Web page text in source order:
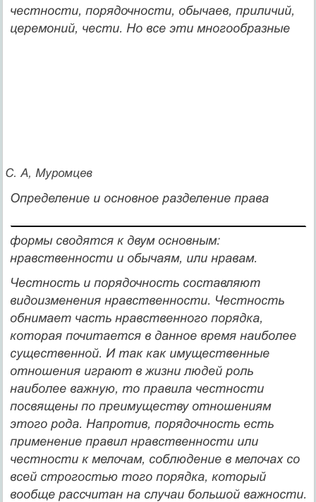
честности, порядочности, обы­чаев, приличий,
церемоний, чести. Но все эти многообразные
С. А, Муромцев
Определение и основное разделение права
формы сводятся к двум основным:
нравственности и обычаям, или нравам.
Честность и порядочность составляют
видоизменения нрав­ственности. Честность
обнимает часть нравственного порядка,
которая почитается в данное время наиболее
существенной. И так как имущественные
отношения играют в жизни людей роль
наиболее важную, то правила честности
посвящены по преиму­ществу отношениям
этого рода. Напротив, порядочность есть
применение правил нравственности или
честности к мелочам, со­блюдение в мелочах со
всей строгостью того порядка, который
вообще рассчитан на случаи большой важности.